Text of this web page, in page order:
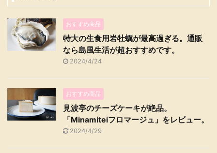
おすすめ商品
特大の生食用岩牡蠣が最高過ぎる。通販
なら島風生活が超おすすめです。
2024/4/24
おすすめ商品
見波亭のチーズケーキが絶品。
「Minamiteiフロマージュ」をレビュー。
2024/4/29